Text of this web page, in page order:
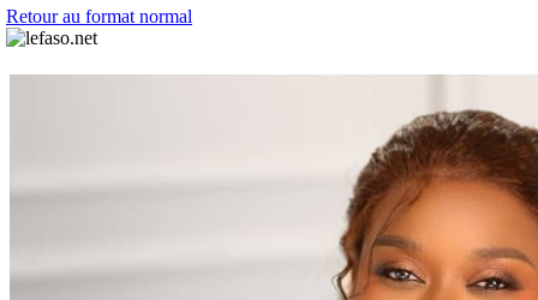
Retour au format normal